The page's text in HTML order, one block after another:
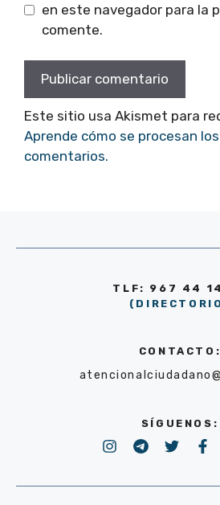
en este navegador para la
comente.
Este sitio usa Akismet para
Aprende cómo se procesan
comentarios.
TLF: 967 44
CONTACTO:
SÍGUENOS: